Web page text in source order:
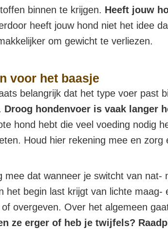
binnen te krijgen. Heeft jouw
heeft jouw hond niet het idee
om gewicht te verliezen.
voor het baasje
belangrijk dat het type voer past
Droog hondenvoer is vaak langer
hond hebt die veel voeding nodig
Houd hier rekening mee en
mee dat wanneer je switcht van nat-
het begin last krijgt van lichte
overgeven. Over het algemeen
ze erger of heb je twijfels?